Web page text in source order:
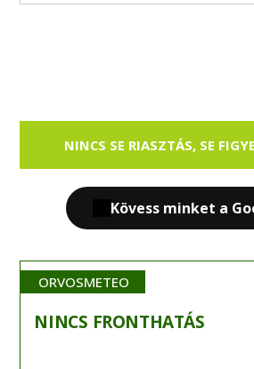
NINCS SE RIASZTÁS, SE
Kövess minket a
ORVOSMETEO
NINCS FRONTHATÁS